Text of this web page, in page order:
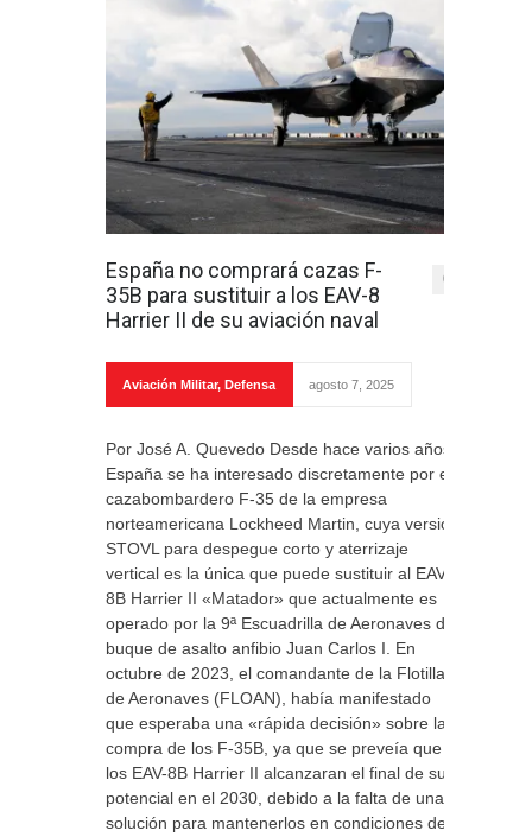
España no comprará cazas F-
35B para sustituir a los EAV-8
Harrier II de su aviación naval
0
Aviación Militar, Defensa agosto 7, 2025
Por José A. Quevedo Desde hace varios años,
España se ha interesado discretamente por el
cazabombardero F-35 de la empresa
norteamericana Lockheed Martin, cuya versión
STOVL para despegue corto y aterrizaje
vertical es la única que puede sustituir al EAV-
8B Harrier II «Matador» que actualmente es
operado por la 9ª Escuadrilla de Aeronaves del
buque de asalto anfibio Juan Carlos I. En
octubre de 2023, el comandante de la Flotilla
de Aeronaves (FLOAN), había manifestado
que esperaba una «rápida decisión» sobre la
compra de los F-35B, ya que se preveía que
los EAV-8B Harrier II alcanzaran el final de su
potencial en el 2030, debido a la falta de una
solución para mantenerlos en condiciones de